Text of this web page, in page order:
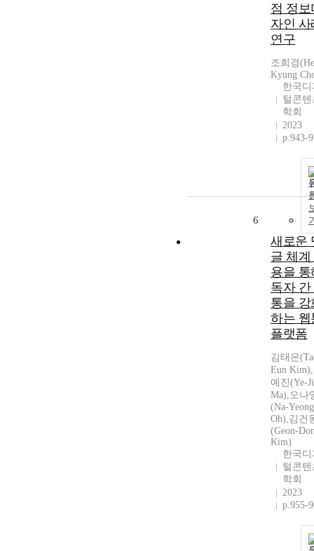
점 정보
자인 사
연구
조희경
Kyung
한국디
털콘텐
학회
2023
p.943-
6
새로운
글 체계
용을 통
독자 간
통을 강
하는 웹
플랫폼
김태은
Eun
예진(Ye-
Ma),오나
(Na-Yeong
Oh),김건
(Geon-
Kim)
한국디
털콘텐
학회
2023
p.955-